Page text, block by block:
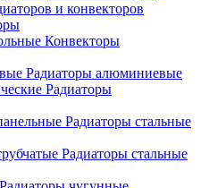
и конвекторов
Конвекторы
Радиаторы алюминиевые
Радиаторы
Радиаторы стальные
Радиаторы стальные